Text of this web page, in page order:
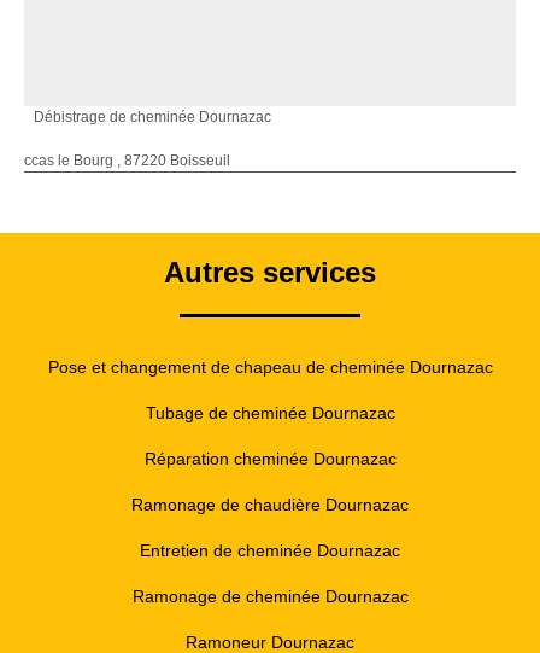
Débistrage de cheminée Dournazac
ccas le Bourg , 87220 Boisseuil
Autres services
Pose et changement de chapeau de cheminée Dournazac
Tubage de cheminée Dournazac
Réparation cheminée Dournazac
Ramonage de chaudière Dournazac
Entretien de cheminée Dournazac
Ramonage de cheminée Dournazac
Ramoneur Dournazac